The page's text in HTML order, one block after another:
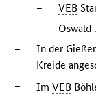
–
VEB
–
–
In der
Kreide
–
ImVEB